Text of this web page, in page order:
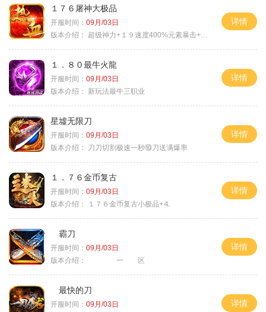
１７６屠神大极品
开服时间： 09月/03日
版本介绍：
超级神力+１９速度400%元素暴击+６６
详情
１．８０最牛火龍
开服时间： 09月/03日
版本介绍：
新玩法最牛三职业
详情
星墟无限刀
开服时间： 09月/03日
版本介绍：
刀刀切割极速一秒⑩刀送满爆率
详情
１．７６金币复古
开服时间： 09月/03日
版本介绍：
１７６金币复古小极品+⒋
详情
霸刀
开服时间： 09月/03日
版本介绍：
一 区
详情
最快的刀
开服时间： 09月/03日
详情